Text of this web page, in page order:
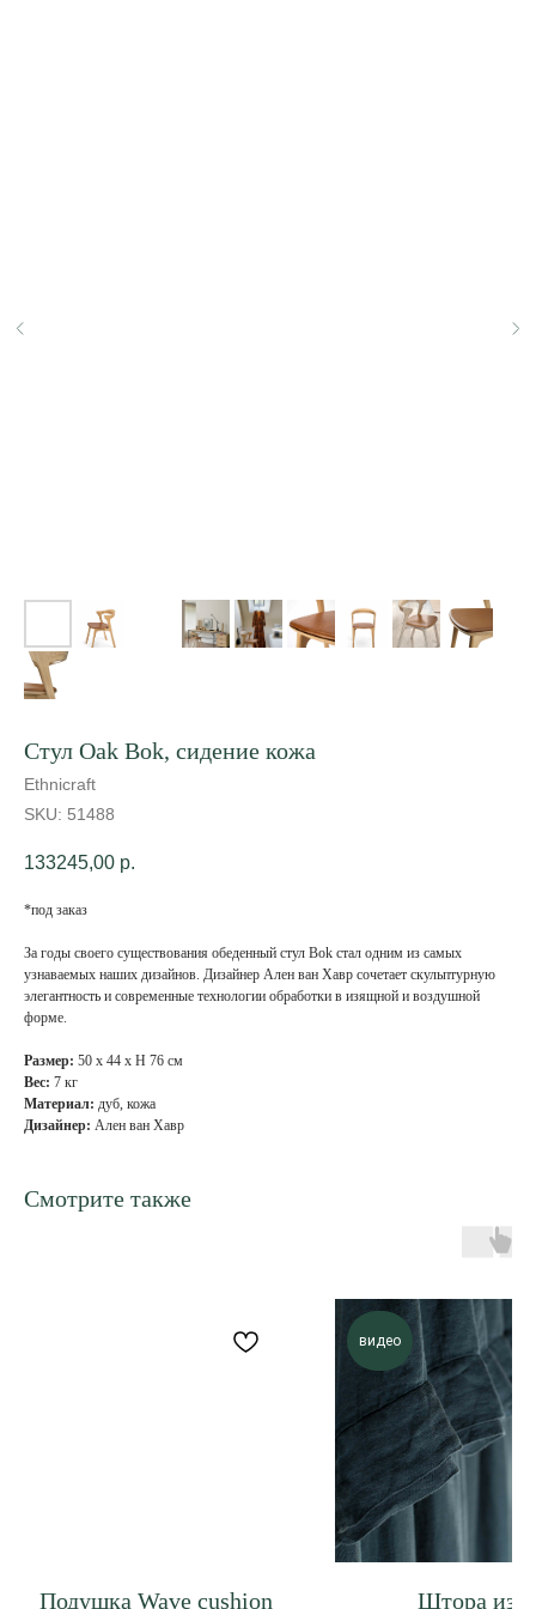
Стул Oak Bok, сидение кожа
Ethnicraft
SKU: 51488
133245,00 р.
*под заказ
За годы своего существования обеденный стул Bok стал одним из самых
узнаваемых наших дизайнов. Дизайнер Ален ван Хавр сочетает скульптурную
элегантность и современные технологии обработки в изящной и воздушной
форме.
Размер: 50 х 44 х Н 76 см
Вес: 7 кг
Материал: дуб, кожа
Дизайнер: Ален ван Хавр
Смотрите также
Подушка Wave cushion
видео
Штора из